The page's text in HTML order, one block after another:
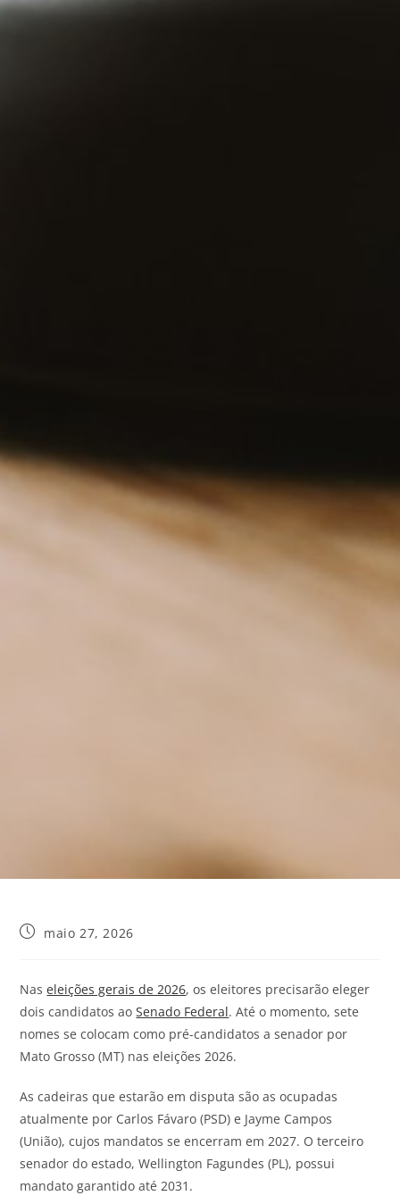
maio 27, 2026
Naseleições gerais de 2026, os eleitores precisarão eleger
dois candidatos aoSenado Federal. Até o momento, sete
nomes se colocam como pré-candidatos a senador por
Mato Grosso (MT) nas eleições 2026.
As cadeiras que estarão em disputa são as ocupadas
atualmente por Carlos Fávaro (PSD) e Jayme Campos
(União), cujos mandatos se encerram em 2027. O terceiro
senador do estado, Wellington Fagundes (PL), possui
mandato garantido até 2031.